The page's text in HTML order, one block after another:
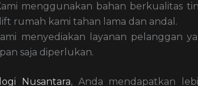
menggunakan bahan berkualitas
rumah kami tahan lama dan andal.
menyediakan layanan pelanggan
saja diperlukan.
Nusantara, Anda mendapatkan